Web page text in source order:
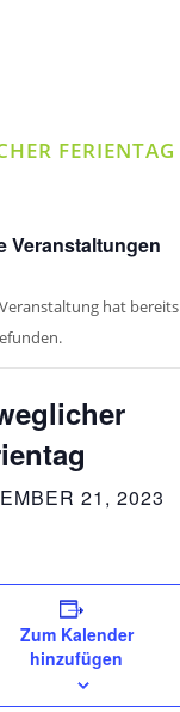
FERIENTAG
Veranstaltungen
hat bereits
21, 2023
Zum Kalender
hinzufügen